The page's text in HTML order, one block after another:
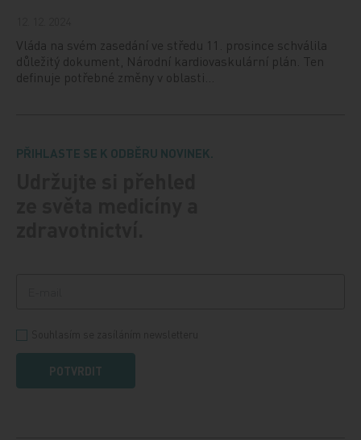
Vláda na svém zasedání ve středu 11. prosince schválila
důležitý dokument, Národní kardiovaskulární plán. Ten
definuje potřebné změny v oblasti…
PŘIHLASTE SE K ODBĚRU NOVINEK.
POTVRDIT